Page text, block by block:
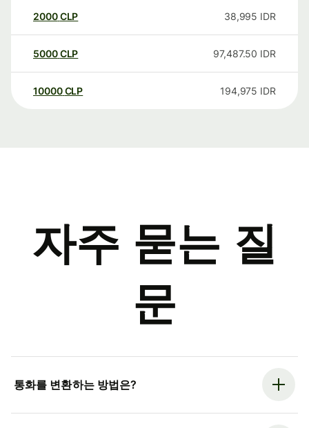
2000CLP 38,995 IDR
5000CLP 97,487.50 IDR
10000 CLP 194,975 IDR
자주 묻는 질
문
통화를 변환하는 방법은?